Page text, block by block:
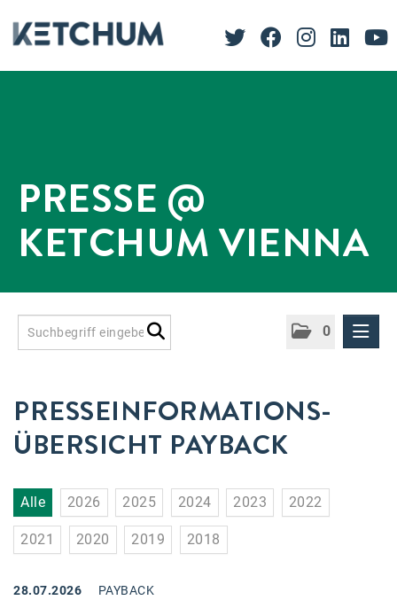
PRESSE @
KETCHUM VIENNA
0
Accessiway
Accor
ALC
Anadi Bank
Arthur D. Little
Bake the Shape
PRESSEINFORMATIONS­
ÜBERSICHT PAYBACK
Alle 2026 2025 2024 2023 2022
2021 2020 2019 2018
28.07.2026 PAYBACK